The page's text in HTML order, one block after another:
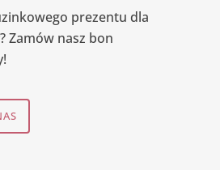
prezentu dla
Zamów nasz bon